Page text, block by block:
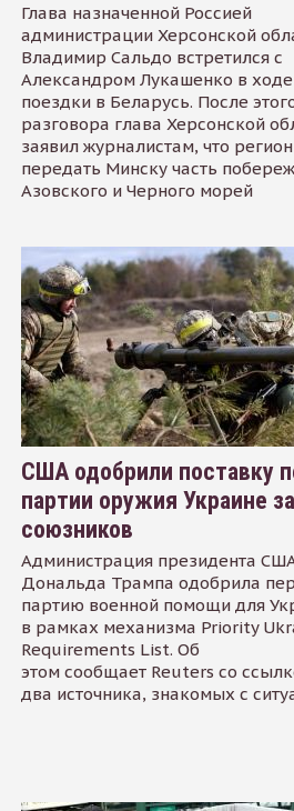
Глава назначенной Россией
администрации Херсонской
Владимир Сальдо встретился с
Александром Лукашенко в
поездки в Беларусь. После
разговора глава Херсонской
заявил журналистам, что регион
передать Минску часть
Азовского и Черного морей
США одобрили поставку
партии оружия Украине
союзников
Администрация президента
Дональда Трампа одобрила
партию военной помощи для
в рамках механизма Priority
Requirements List. Об
этом сообщает Reuters со
два источника, знакомых с